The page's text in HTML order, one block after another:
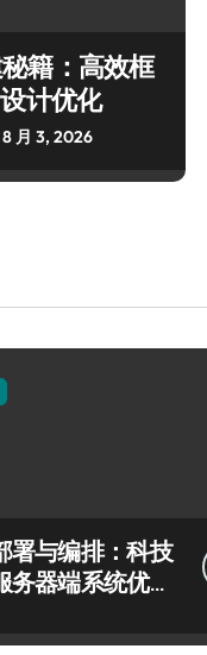
籍：高效框
计优化
8 月 3, 2026
署与编排：科技
务器端系统优化